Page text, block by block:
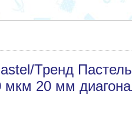
Тренд
20 мм